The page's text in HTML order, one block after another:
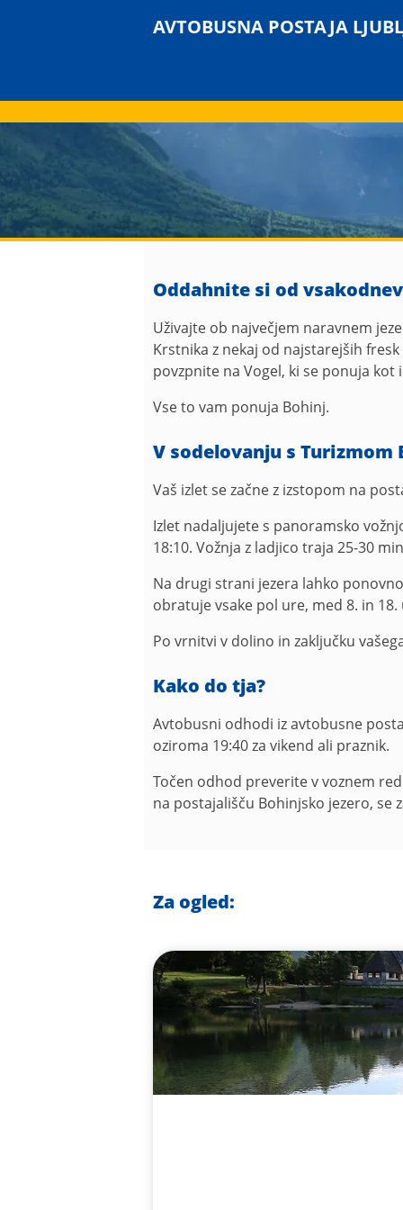
AVTOBUSNA POSTAJA
Oddahnite si od
Uživajte ob največjem naravnem
Krstnika z nekaj od najstarejših
povzpnite na Vogel, ki se ponuja
Vse to vam ponuja Bohinj.
V sodelovanju s
Vaš izlet se začne z izstopom na
Izlet nadaljujete s panoramsko
18:10. Vožnja z ladjico traja 25-30
Na drugi strani jezera lahko
obratuje vsake pol ure, med 8. in 18.
Po vrnitvi v dolino in zaključku
Kako do tja?
Avtobusni odhodi iz avtobusne
oziroma 19:40 za vikend ali praznik.
Točen odhod preverite v voznem
na postajališču Bohinjsko jezero, se
Za ogled: